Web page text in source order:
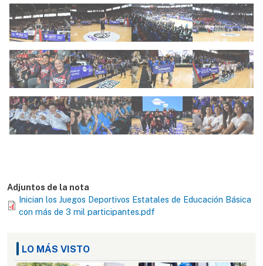
Adjuntos de la nota
Inician los Juegos Deportivos Estatales de Educación Básica
con más de 3 mil participantes.pdf
LO MÁS VISTO